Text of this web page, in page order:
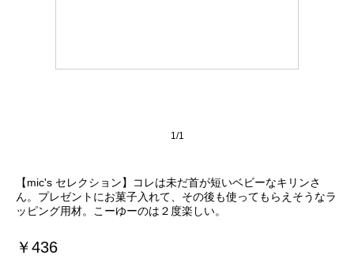
1/1
【mic's セレクション】コレは未だ首が短いベビーなキリンさ
ん。プレゼントにお菓子入れて、その後も使ってもらえそうなラ
ッピング用材。こーゆーのは２度楽しい。
￥436